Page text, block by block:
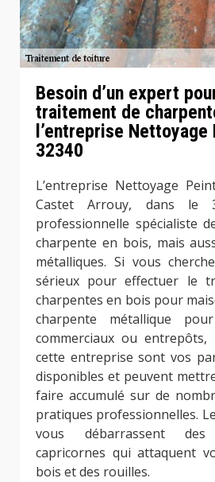
Besoin d’un expert
traitement de
l’entreprise
32340
L’entreprise Nettoyage
Castet Arrouy, dans le
professionnelle spécialiste
charpente en bois, mais
métalliques. Si vous
sérieux pour effectuer le
charpentes en bois pour
charpente métallique
commerciaux ou entrepôts,
cette entreprise sont vos
disponibles et peuvent
faire accumulé sur de
pratiques professionnelles.
vous débarrassent
capricornes qui attaquent
bois et des rouilles.